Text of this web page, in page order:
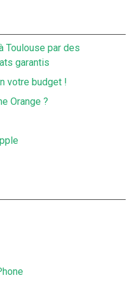
Toulouse par des
garantis
votre budget !
Orange ?